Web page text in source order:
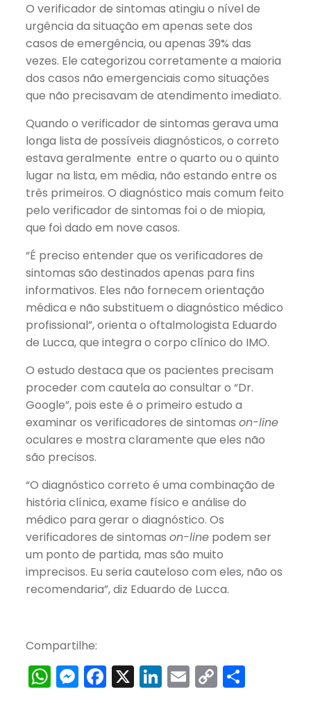
O verificador de sintomas atingiu o nível de
urgência da situação em apenas sete dos
casos de emergência, ou apenas 39% das
vezes. Ele categorizou corretamente a maioria
dos casos não emergenciais como situações
que não precisavam de atendimento imediato.
Quando o verificador de sintomas gerava uma
longa lista de possíveis diagnósticos, o correto
estava geralmente entre o quarto ou o quinto
lugar na lista, em média, não estando entre os
três primeiros. O diagnóstico mais comum feito
pelo verificador de sintomas foi o de miopia,
que foi dado em nove casos.
“É preciso entender que os verificadores de
sintomas são destinados apenas para fins
informativos. Eles não fornecem orientação
médica e não substituem o diagnóstico médico
profissional”, orienta o oftalmologista Eduardo
de Lucca, que integra o corpo clínico do IMO.
O estudo destaca que os pacientes precisam
proceder com cautela ao consultar o “Dr.
Google”, pois este é o primeiro estudo a
examinar os verificadores de sintomas on-line
oculares e mostra claramente que eles não
são precisos.
“O diagnóstico correto é uma combinação de
história clínica, exame físico e análise do
médico para gerar o diagnóstico. Os
verificadores de sintomas on-linepodem ser
um ponto de partida, mas são muito
imprecisos. Eu seria cauteloso com eles, não os
recomendaria”, diz Eduardo de Lucca.
Compartilhe:
WhatsApp
Messenger
Facebook
X LinkedIn
Email
CopyShare